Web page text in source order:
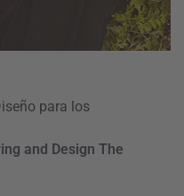
para los
and Design The